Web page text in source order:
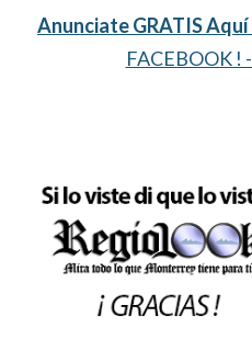
Anunciate GRATIS Aquí
FACEBOOK ! -